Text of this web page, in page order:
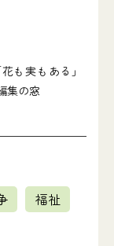
も実もある」
集の窓
福祉